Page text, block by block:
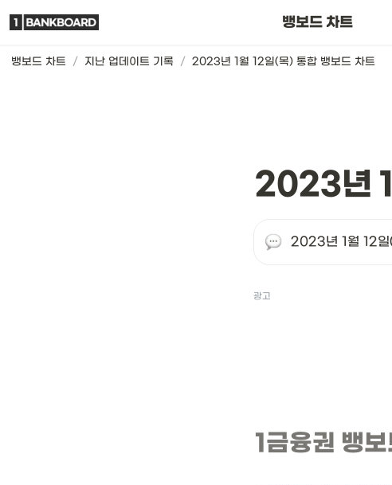
뱅보드 차트
뱅보드 차트 / 지난 업데이트 기록 / 2023년 1월 12일(목) 통합 뱅보드 차트
뱅보드 차트는요?
2023년
2023년 1월 12일
광고
1금융권 뱅